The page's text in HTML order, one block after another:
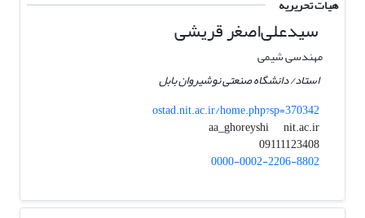
هیات تحریریه
سیدعلی‌اصغر قریشی
مهندسی شیمی
استاد/ دانشگاه صنعتی نوشیروان بابل
ostad.nit.ac.ir/home.php?sp=370342
aa_ghoreyshi
nit.ac.ir
09111123408
0000-0002-2206-8802